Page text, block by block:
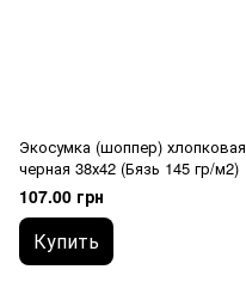
Экосумка (шоппер) хлопковая
черная 38х42 (Бязь 145 гр/м2)
107.00 грн
Купить